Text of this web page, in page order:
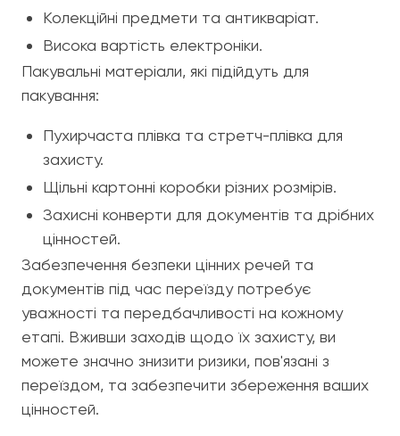
Колекційні предмети та антикваріат.
Висока вартість електроніки.
Пакувальні матеріали, які підійдуть для
пакування:
Пухирчаста плівка та стретч-плівка для
захисту.
Щільні картонні коробки різних розмірів.
Захисні конверти для документів та дрібних
цінностей.
Забезпечення безпеки цінних речей та
документів під час переїзду потребує
уважності та передбачливості на кожному
етапі. Вживши заходів щодо їх захисту, ви
можете значно знизити ризики, пов'язані з
переїздом, та забезпечити збереження ваших
цінностей.